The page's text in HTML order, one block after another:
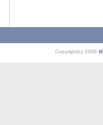
Copyright(c) 2008